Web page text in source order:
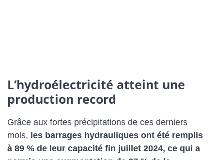
L’hydroélectricité atteint une
production record
Grâce aux fortes précipitations de ces derniers
mois, les barrages hydrauliques ont été remplis
à 89 % de leur capacité fin juillet 2024, ce qui a